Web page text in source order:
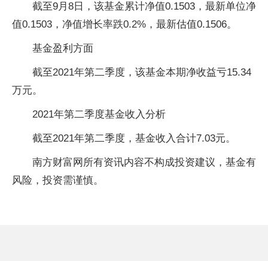
截至9月8日，该基金累计净值0.1503，最新单位净
值0.1503，净值增长率跌0.2%，最新估值0.1506。
基金盈利方面
截至2021年第二季度，该基金本期净收益亏15.34
万元。
2021年第二季度基金收入分析
截至2021年第二季度，基金收入合计7.03元。
南方财富网所有资讯内容不构成投资建议，基金有
风险，投资需谨慎。